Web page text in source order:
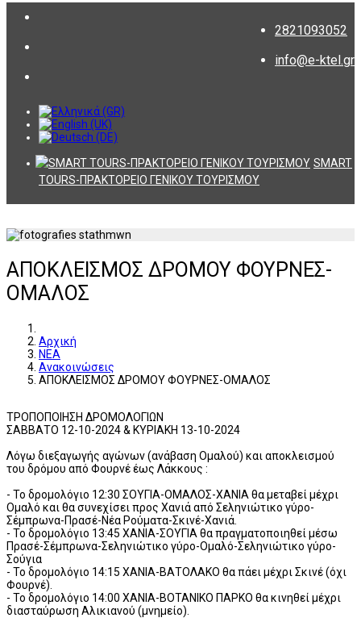
2821093052
info@e-ktel.gr
SMART
TOURS-ΠΡΑΚΤΟΡΕΙΟ ΓΕΝΙΚΟΥ ΤΟΥΡΙΣΜΟΥ
ΑΠΟΚΛΕΙΣΜΟΣ ΔΡΟΜΟΥ ΦΟΥΡΝΕΣ-
ΟΜΑΛΟΣ
Αρχική
ΝΕΑ
Ανακοινώσεις
ΑΠΟΚΛΕΙΣΜΟΣ ΔΡΟΜΟΥ ΦΟΥΡΝΕΣ-ΟΜΑΛΟΣ
ΤΡΟΠΟΠΟΙΗΣΗ ΔΡΟΜΟΛΟΓΙΩΝ
ΣΑΒΒΑΤΟ 12-10-2024 & ΚΥΡΙΑΚΗ 13-10-2024
Λόγω διεξαγωγής αγώνων (ανάβαση Ομαλού) και αποκλεισμού
του δρόμου από Φουρνέ έως Λάκκους :
- Το δρομολόγιο 12:30 ΣΟΥΓΙΑ-ΟΜΑΛΟΣ-ΧΑΝΙΑ θα μεταβεί μέχρι
Ομαλό και θα συνεχίσει προς Χανιά από Σεληνιώτικο γύρο-
Σέμπρωνα-Πρασέ-Νέα Ρούματα-Σκινέ-Χανιά.
- Το δρομολόγιο 13:45 ΧΑΝΙΑ-ΣΟΥΓΙΑ θα πραγματοποιηθεί μέσω
Πρασέ-Σέμπρωνα-Σεληνιώτικο γύρο-Ομαλό-Σεληνιώτικο γύρο-
Σούγια
- Το δρομολόγιο 14:15 ΧΑΝΙΑ-ΒΑΤΟΛΑΚΟ θα πάει μέχρι Σκινέ (όχι
Φουρνέ).
- Το δρομολόγιο 14:00 ΧΑΝΙΑ-ΒΟΤΑΝΙΚΟ ΠΑΡΚΟ θα κινηθεί μέχρι
διασταύρωση Αλικιανού (μνημείο).